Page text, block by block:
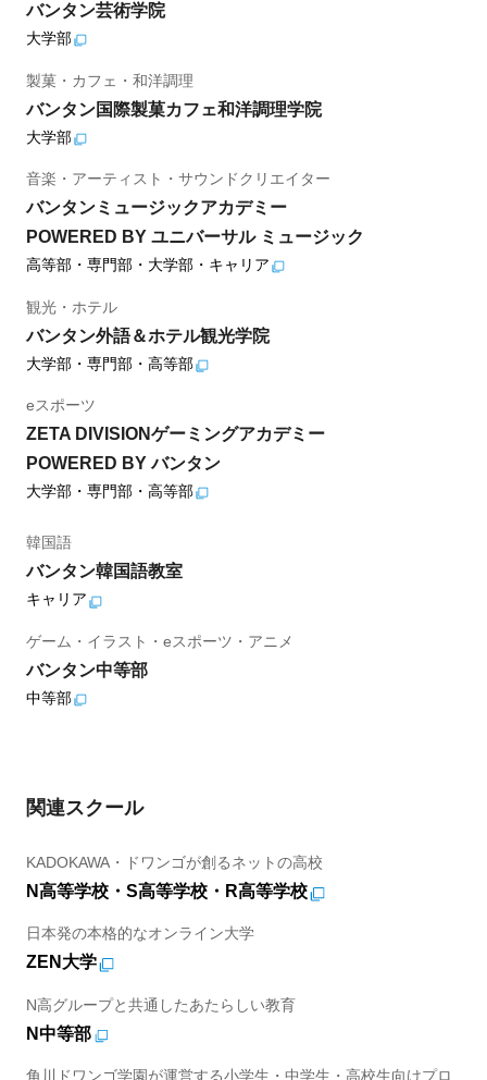
バンタン芸術学院
大学部
製菓・カフェ・和洋調理
バンタン国際製菓カフェ和洋調理学院
大学部
音楽・アーティスト・サウンドクリエイター
バンタンミュージックアカデミー
POWERED BY ユニバーサル ミュージック
高等部・専門部・大学部・キャリア
観光・ホテル
バンタン外語＆ホテル観光学院
大学部・専門部・高等部
eスポーツ
ZETA DIVISIONゲーミングアカデミー
POWERED BY バンタン
大学部・専門部・高等部
韓国語
バンタン韓国語教室
キャリア
ゲーム・イラスト・eスポーツ・アニメ
バンタン中等部
中等部
関連スクール
KADOKAWA・ドワンゴが創るネットの高校
N高等学校・S高等学校・R高等学校
日本発の本格的なオンライン大学
ZEN大学
N高グループと共通したあたらしい教育
N中等部
角川ドワンゴ学園が運営する小学生・中学生・高校生向けプロ